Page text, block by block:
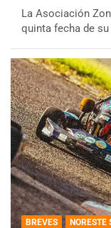
La Asociación
quinta fecha de
BREVES NORESTE